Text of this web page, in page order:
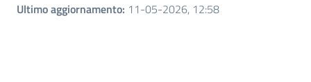
Ultimo aggiornamento: 11-05-2026, 12:58